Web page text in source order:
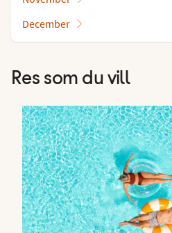
December
Res som du vill